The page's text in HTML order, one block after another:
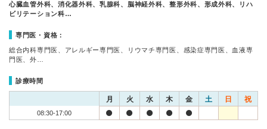
心臓血管外科、消化器外科、乳腺科、脳神経外科、整形外科、形成外科、リハ
ビリテーション科…
専門医・資格：
総合内科専門医、アレルギー専門医、リウマチ専門医、感染症専門医、血液専
門医、外…
診療時間
月 火 水 木 金 土 日 祝
08:30-17:00